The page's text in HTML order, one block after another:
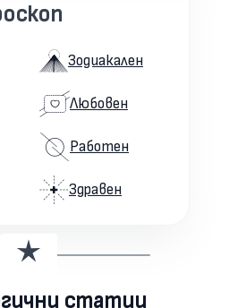
Зодиакален
Любовен
Работен
Здравен
статии